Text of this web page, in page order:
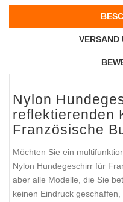
VERSAND
Nylon
reflektierenden
Französische
Möchten Sie ein
Nylon Hundegeschirr für
aber alle Modelle, die Sie
keinen Eindruck